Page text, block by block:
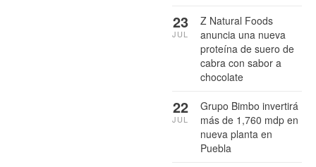
Z Natural Foods
anuncia una nueva
proteína de suero de
cabra con sabor a
chocolate
23
JUL
Grupo Bimbo invertirá
más de 1,760 mdp en
nueva planta en
Puebla
22
JUL